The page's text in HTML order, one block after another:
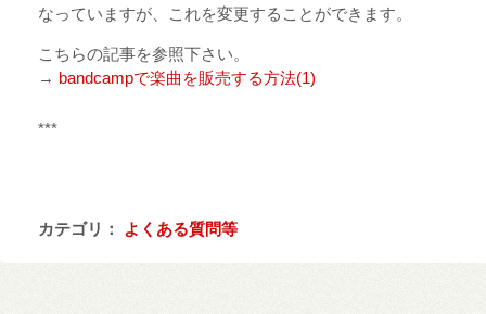
なっていますが、これを変更することができます。
こちらの記事を参照下さい。
→ bandcampで楽曲を販売する方法(1)
***
カテゴリ： よくある質問等